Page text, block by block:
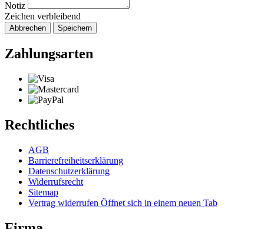
Notiz
Zeichen verbleibend
Abbrechen Speichern
Zahlungsarten
Rechtliches
AGB
Barrierefreiheitserklärung
Datenschutzerklärung
Widerrufsrecht
Sitemap
Vertrag widerrufen Öffnet sich in einem neuen Tab